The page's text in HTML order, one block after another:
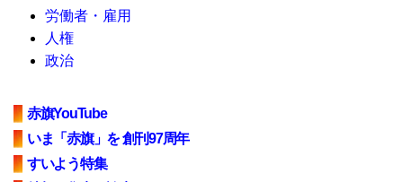
労働者・雇用
人権
政治
赤旗YouTube
いま「赤旗」を 創刊97周年
すいよう特集